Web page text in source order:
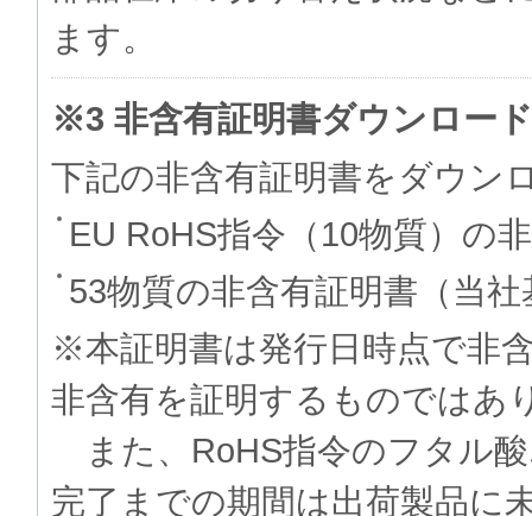
ます。
※3 非含有証明書ダウンロード
下記の非含有証明書をダウン
EU RoHS指令（10物質）の
53物質の非含有証明書（当社
※本証明書は発行日時点で非
非含有を証明するものでは
また、RoHS指令のフタル
完了までの期間は出荷製品に